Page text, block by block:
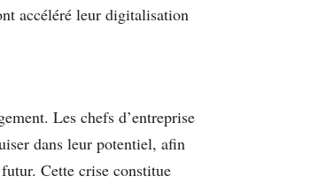
accéléré leur digitalisation
Les chefs d’entreprise
dans leur potentiel, afin
Cette crise constitue